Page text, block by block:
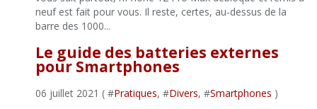
neuf est fait pour vous. Il reste, certes, au-dessus de la
barre des 1000...
Le guide des batteries externes
pour Smartphones
06 juillet 2021 ( #Pratiques, #Divers, #Smartphones )